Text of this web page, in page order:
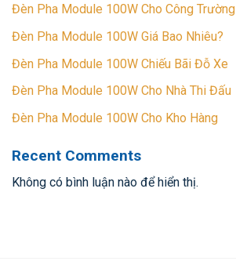
Đèn Pha Module 100W Cho Công Trường
Đèn Pha Module 100W Giá Bao Nhiêu?
Đèn Pha Module 100W Chiếu Bãi Đỗ Xe
Đèn Pha Module 100W Cho Nhà Thi Đấu
Đèn Pha Module 100W Cho Kho Hàng
Recent Comments
Không có bình luận nào để hiển thị.